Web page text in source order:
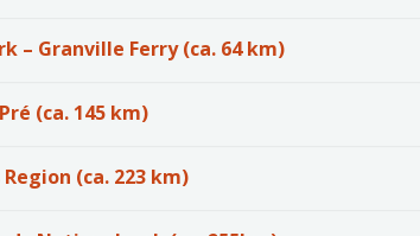
– Granville Ferry (ca. 64 km)
(ca. 145 km)
(ca. 223 km)